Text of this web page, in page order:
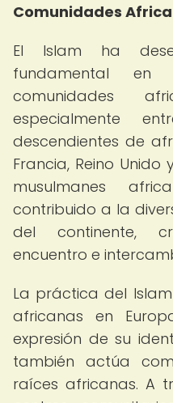
Comunidades
El Islam ha
fundamental en
comunidades
especialmente
descendientes de
Francia, Reino
musulmanes
contribuido a la
del continente,
encuentro e
La práctica del
africanas en
expresión de su
también actúa
raíces africanas. A